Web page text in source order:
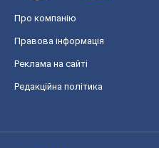
Про компанію
Правова інформація
Реклама на сайті
Редакційна політика